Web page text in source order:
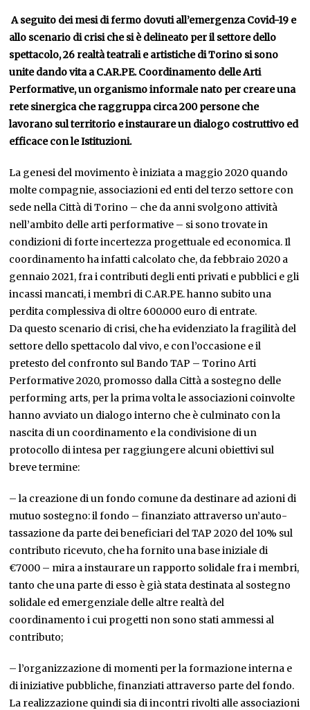
A seguito dei mesi di fermo dovuti all’emergenza Covid-19 e
allo scenario di crisi che si è delineato per il settore dello
spettacolo, 26 realtà teatrali e artistiche di Torino si sono
unite dando vita a C.AR.PE. Coordinamento delle Arti
Performative, un organismo informale nato per creare una
rete sinergica che raggruppa circa 200 persone che
lavorano sul territorio e instaurare un dialogo costruttivo ed
efficace con le Istituzioni.
La genesi del movimento è iniziata a maggio 2020 quando
molte compagnie, associazioni ed enti del terzo settore con
sede nella Città di Torino – che da anni svolgono attività
nell’ambito delle arti performative – si sono trovate in
condizioni di forte incertezza progettuale ed economica. Il
coordinamento ha infatti calcolato che, da febbraio 2020 a
gennaio 2021, fra i contributi degli enti privati e pubblici e gli
incassi mancati, i membri di C.AR.PE. hanno subito una
perdita complessiva di oltre 600.000 euro di entrate.
Da questo scenario di crisi, che ha evidenziato la fragilità del
settore dello spettacolo dal vivo, e con l’occasione e il
pretesto del confronto sul Bando TAP – Torino Arti
Performative 2020, promosso dalla Città a sostegno delle
performing arts, per la prima volta le associazioni coinvolte
hanno avviato un dialogo interno che è culminato con la
nascita di un coordinamento e la condivisione di un
protocollo di intesa per raggiungere alcuni obiettivi sul
breve termine:
– la creazione di un fondo comune da destinare ad azioni di
mutuo sostegno: il fondo – finanziato attraverso un’auto-
tassazione da parte dei beneficiari del TAP 2020 del 10% sul
contributo ricevuto, che ha fornito una base iniziale di
€7000 – mira a instaurare un rapporto solidale fra i membri,
tanto che una parte di esso è già stata destinata al sostegno
solidale ed emergenziale delle altre realtà del
coordinamento i cui progetti non sono stati ammessi al
contributo;
– l’organizzazione di momenti per la formazione interna e
di iniziative pubbliche, finanziati attraverso parte del fondo.
La realizzazione quindi sia di incontri rivolti alle associazioni